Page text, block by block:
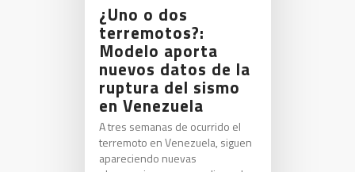
¿Uno o dos
terremotos?:
Modelo aporta
nuevos datos de la
ruptura del sismo
en Venezuela
A tres semanas de ocurrido el
terremoto en Venezuela, siguen
apareciendo nuevas